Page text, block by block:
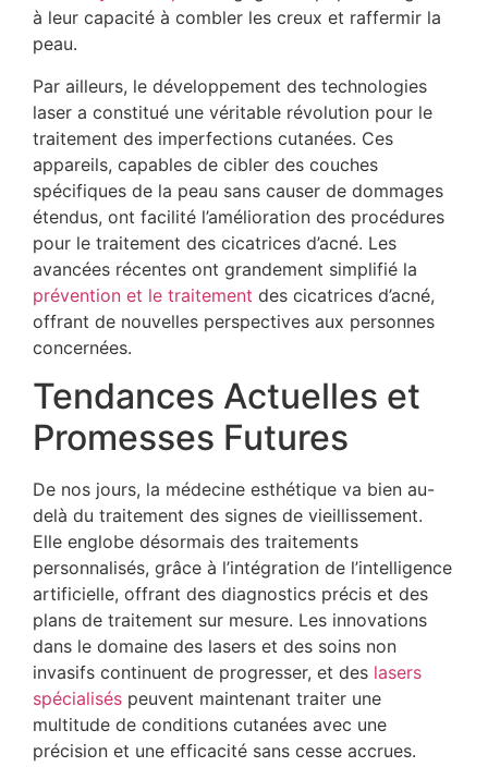
à leur capacité à combler les creux et raffermir la
peau.
Par ailleurs, le développement des technologies
laser a constitué une véritable révolution pour le
traitement des imperfections cutanées. Ces
appareils, capables de cibler des couches
spécifiques de la peau sans causer de dommages
étendus, ont facilité l’amélioration des procédures
pour le traitement des cicatrices d’acné. Les
avancées récentes ont grandement simplifié la
prévention et le traitement des cicatrices d’acné,
offrant de nouvelles perspectives aux personnes
concernées.
Tendances Actuelles et
Promesses Futures
De nos jours, la médecine esthétique va bien au-
delà du traitement des signes de vieillissement.
Elle englobe désormais des traitements
personnalisés, grâce à l’intégration de l’intelligence
artificielle, offrant des diagnostics précis et des
plans de traitement sur mesure. Les innovations
dans le domaine des lasers et des soins non
invasifs continuent de progresser, et des lasers
spécialisés peuvent maintenant traiter une
multitude de conditions cutanées avec une
précision et une efficacité sans cesse accrues.